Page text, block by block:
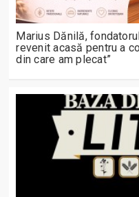
Marius Dănilă,
revenit acasă pentru a
din care am plecat”